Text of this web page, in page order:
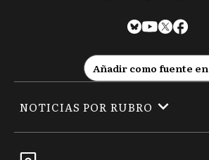
Añadir como fuente en
NOTICIAS POR RUBRO